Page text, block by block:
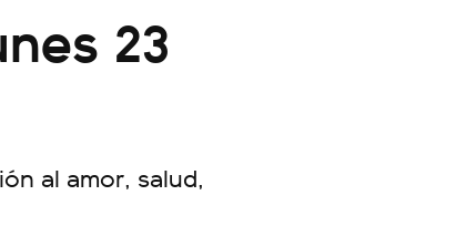
23
al amor, salud,